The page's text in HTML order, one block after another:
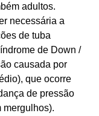
adultos.
necessária a
de tuba
de Down /
causada por
que ocorre
de pressão
mergulhos).